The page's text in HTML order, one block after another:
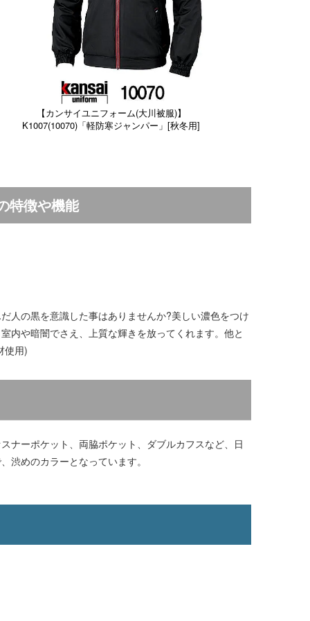
【カンサイユニフォーム(大川被服)】
K1007(10070)「軽防寒ジャンパー」[秋冬用]
特徴や機能
人の黒を意識した事はありませんか?美しい濃色をつけ
内や暗闇でさえ、上質な輝きを放ってくれます。他と
使用)
ナーポケット、両脇ポケット、ダブルカフスなど、日
渋めのカラーとなっています。